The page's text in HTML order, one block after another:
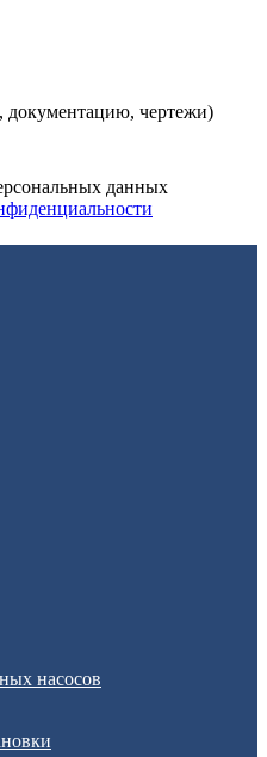
чертежи)
данных
насосов